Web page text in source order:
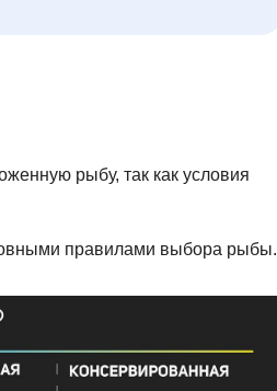
рыбу, так как условия
правилами выбора рыбы.